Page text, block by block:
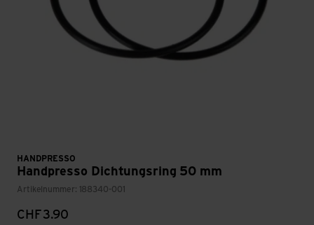
HANDPRESSO
Handpresso Dichtungsring 50 mm
Artikelnummer: 188340-001
CHF3.90